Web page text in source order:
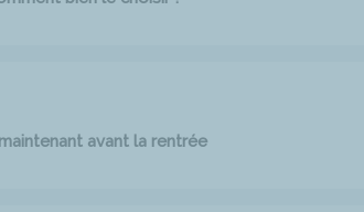
avant la rentrée